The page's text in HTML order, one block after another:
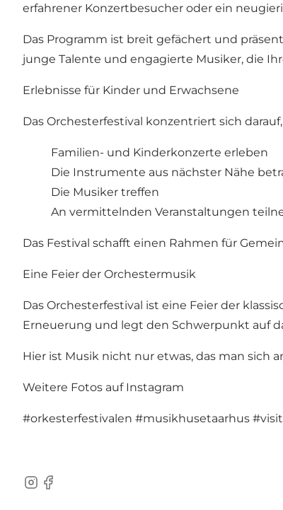
erfahrener Konzertbesucher oder ein
Das Programm ist breit gefächert und
junge Talente und engagierte Musiker, die
Erlebnisse für Kinder und Erwachsene
Das Orchesterfestival konzentriert sich
Familien- und Kinderkonzerte erleben
Die Instrumente aus nächster Nähe
Die Musiker treffen
An vermittelnden Veranstaltungen
Das Festival schafft einen Rahmen für
Eine Feier der Orchestermusik
Das Orchesterfestival ist eine Feier der
Erneuerung und legt den Schwerpunkt auf
Hier ist Musik nicht nur etwas, das man sich
Weitere Fotos auf Instagram
#orkesterfestivalen #musikhusetaarhus
Instagram
Facebook